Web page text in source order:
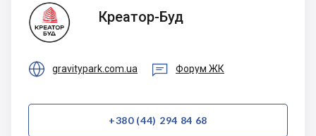
Креатор-
Буд
Креатор-Буд
 gravitypark.com.ua  Форум ЖК
+380 (44) 294 84 68